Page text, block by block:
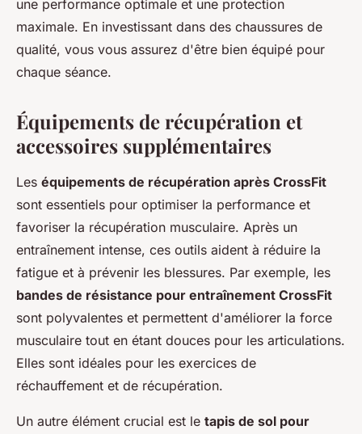
une performance optimale et une protection
maximale. En investissant dans des chaussures de
qualité, vous vous assurez d'être bien équipé pour
chaque séance.
Équipements de récupération et
accessoires supplémentaires
Les équipements de récupération après CrossFit
sont essentiels pour optimiser la performance et
favoriser la récupération musculaire. Après un
entraînement intense, ces outils aident à réduire la
fatigue et à prévenir les blessures. Par exemple, les
bandes de résistance pour entraînement CrossFit
sont polyvalentes et permettent d'améliorer la force
musculaire tout en étant douces pour les articulations.
Elles sont idéales pour les exercices de
réchauffement et de récupération.
Un autre élément crucial est le tapis de sol pour